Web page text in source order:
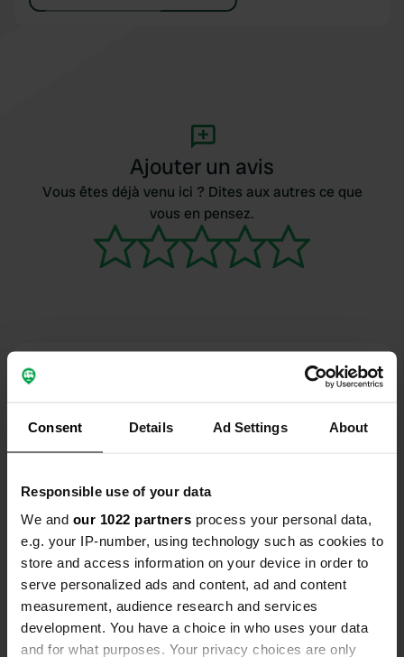
Consent Details Ad Settings About
Responsible use of your data
We and our 1022 partners process your personal data,
e.g. your IP-number, using technology such as cookies to
store and access information on your device in order to
serve personalized ads and content, ad and content
measurement, audience research and services
development. You have a choice in who uses your data
and for what purposes. Your privacy choices are only
Ajouter un avis
Vous êtes déjà venu ici ? Dites aux autres ce que
vous en pensez.
Contact
Coordonnées
43° 17' 17" N 3° 28' 14" E
Copie
43.2879404 3.4706084
Code du site
113935 Copie